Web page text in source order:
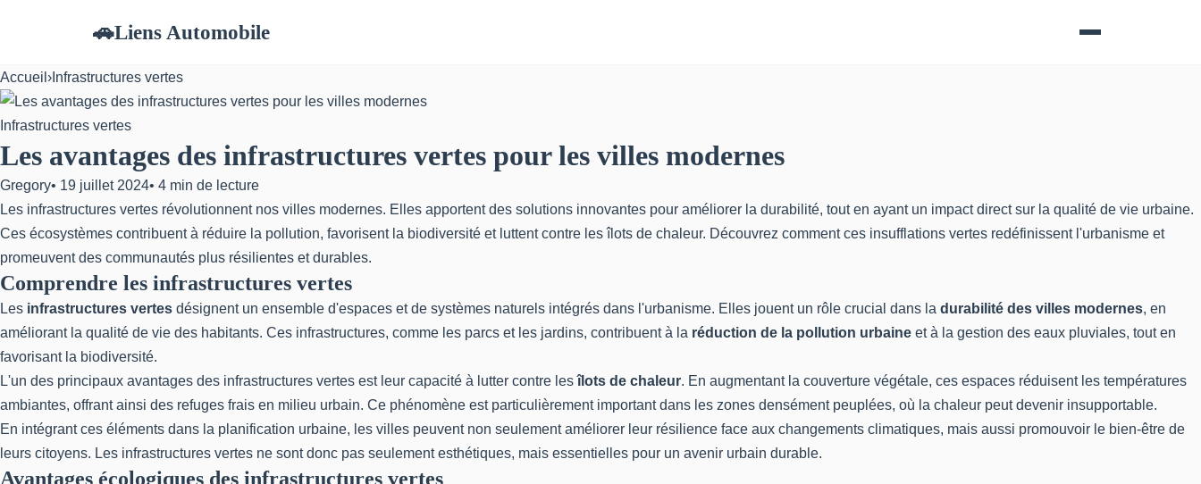
🚗Liens Automobile
Accueil › Infrastructures vertes
Infrastructures vertes
Les avantages des infrastructures vertes pour les villes modernes
Gregory• 19 juillet 2024• 4 min de lecture
Les infrastructures vertes révolutionnent nos villes modernes. Elles apportent des solutions innovantes pour améliorer la durabilité, tout en ayant un impact direct sur la qualité de vie urbaine.
Ces écosystèmes contribuent à réduire la pollution, favorisent la biodiversité et luttent contre les îlots de chaleur. Découvrez comment ces insufflations vertes redéfinissent l'urbanisme et
promeuvent des communautés plus résilientes et durables.
Comprendre les infrastructures vertes
Les infrastructures vertes désignent un ensemble d'espaces et de systèmes naturels intégrés dans l'urbanisme. Elles jouent un rôle crucial dans la durabilité des villes modernes, en
améliorant la qualité de vie des habitants. Ces infrastructures, comme les parcs et les jardins, contribuent à la réduction de la pollution urbaine et à la gestion des eaux pluviales, tout en
favorisant la biodiversité.
L'un des principaux avantages des infrastructures vertes est leur capacité à lutter contre lesîlots de chaleur. En augmentant la couverture végétale, ces espaces réduisent les températures
ambiantes, offrant ainsi des refuges frais en milieu urbain. Ce phénomène est particulièrement important dans les zones densément peuplées, où la chaleur peut devenir insupportable.
En intégrant ces éléments dans la planification urbaine, les villes peuvent non seulement améliorer leur résilience face aux changements climatiques, mais aussi promouvoir le bien-être de
leurs citoyens. Les infrastructures vertes ne sont donc pas seulement esthétiques, mais essentielles pour un avenir urbain durable.
Avantages écologiques des infrastructures vertes